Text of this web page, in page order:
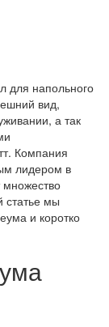
для напольного
вид,
а так
Компания
лидером в
множество
статье мы
и коротко